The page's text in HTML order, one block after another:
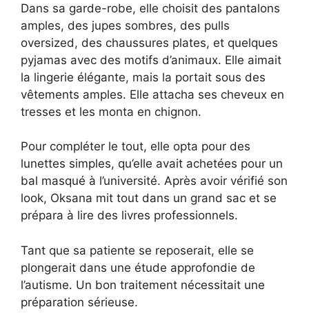
Dans sa garde-robe, elle choisit des pantalons
amples, des jupes sombres, des pulls
oversized, des chaussures plates, et quelques
pyjamas avec des motifs d’animaux. Elle aimait
la lingerie élégante, mais la portait sous des
vêtements amples. Elle attacha ses cheveux en
tresses et les monta en chignon.
Pour compléter le tout, elle opta pour des
lunettes simples, qu’elle avait achetées pour un
bal masqué à l’université. Après avoir vérifié son
look, Oksana mit tout dans un grand sac et se
prépara à lire des livres professionnels.
Tant que sa patiente se reposerait, elle se
plongerait dans une étude approfondie de
l’autisme. Un bon traitement nécessitait une
préparation sérieuse.